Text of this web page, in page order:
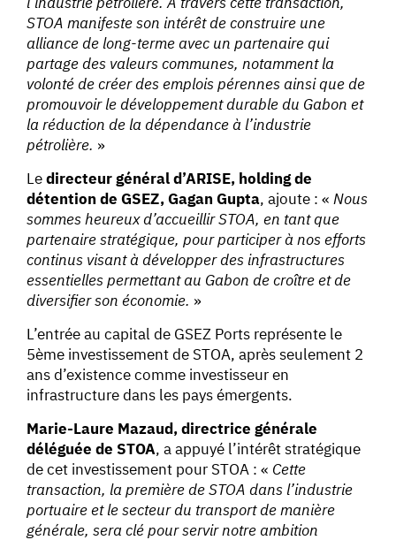
STOA manifeste son intérêt de construire une
alliance de long-terme avec un partenaire qui
partage des valeurs communes, notamment la
volonté de créer des emplois pérennes ainsi que de
promouvoir le développement durable du Gabon et
la réduction de la dépendance à l’industrie
pétrolière. »
Ledirecteur général d’ARISE, holding de
détention de GSEZ, Gagan Gupta, ajoute : « Nous
sommes heureux d’accueillir STOA, en tant que
partenaire stratégique, pour participer à nos efforts
continus visant à développer des infrastructures
essentielles permettant au Gabon de croître et de
diversifier son économie. »
L’entrée au capital de GSEZ Ports représente le
5ème investissement de STOA, après seulement 2
ans d’existence comme investisseur en
infrastructure dans les pays émergents.
Marie-Laure Mazaud, directrice générale
déléguée de STOA, a appuyé l’intérêt stratégique
de cet investissement pour STOA : « Cette
transaction, la première de STOA dans l’industrie
portuaire et le secteur du transport de manière
générale, sera clé pour servir notre ambition